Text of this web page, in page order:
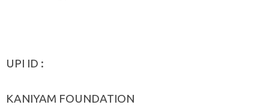
UPI ID :
KANIYAM FOUNDATION